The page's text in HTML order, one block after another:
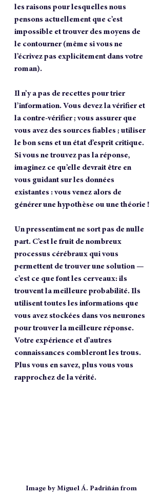
les raisons pour lesquelles nous
pensons actuellement que c’est
impossible et trouver des moyens de
le contourner (même si vous ne
l’écrivez pas explicitement dans votre
roman).
Il n’y a pas de recettes pour trier
l’information. Vous devez la vérifier et
la contre-vérifier ; vous assurer que
vous avez des sources fiables ; utiliser
le bon sens et un état d’esprit critique.
Si vous ne trouvez pas la réponse,
imaginez ce qu’elle devrait être en
vous guidant sur les données
existantes : vous venez alors de
générer une hypothèse ou une théorie !
Un pressentiment ne sort pas de nulle
part. C’est le fruit de nombreux
processus cérébraux qui vous
permettent de trouver une solution —
c’est ce que font les cerveaux: ils
trouvent la meilleure probabilité. Ils
utilisent toutes les informations que
vous avez stockées dans vos neurones
pour trouver la meilleure réponse.
Votre expérience et d’autres
connaissances combleront les trous.
Plus vous en savez, plus vous vous
rapprochez de la vérité.
Image by Miguel Á. Padriñán from